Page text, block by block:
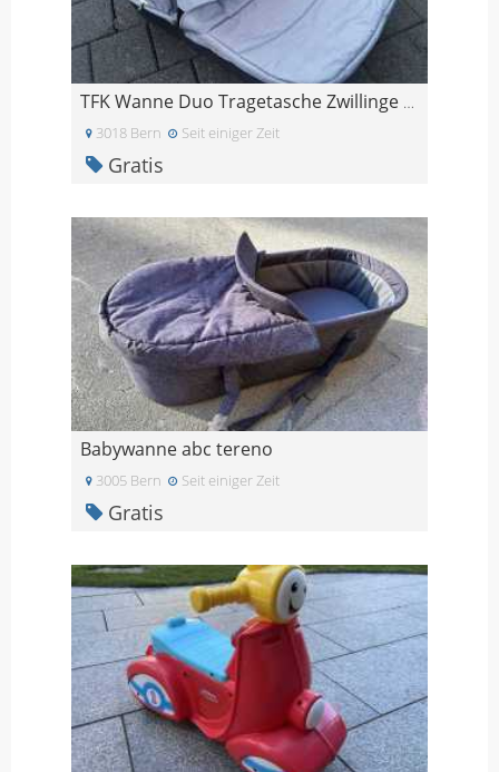
TFK Wanne Duo Tragetasche Zwillinge NEU Reisebett
3018 Bern Seit einiger Zeit
Gratis
Babywanne abc tereno
3005 Bern Seit einiger Zeit
Gratis